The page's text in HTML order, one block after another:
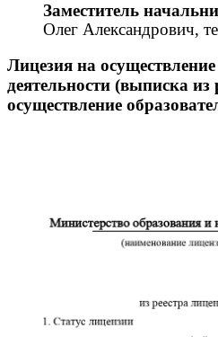
Заместитель
Олег Александрович,
Лицезия на
деятельности (выписка из
осуществление